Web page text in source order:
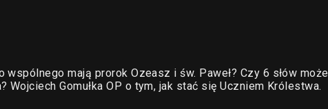
wspólnego mają prorok Ozeasz i św. Paweł? Czy 6 słów może
Wojciech Gomułka OP o tym, jak stać się Uczniem Królestwa.